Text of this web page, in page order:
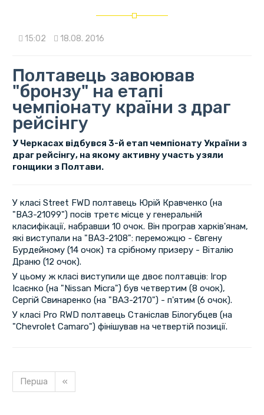
15:02 18.08. 2016
Полтавець завоював
"бронзу" на етапі
чемпіонату країни з драг
рейсінгу
У Черкасах відбувся 3-й етап чемпіонату України з
драг рейсінгу, на якому активну участь узяли
гонщики з Полтави.
У класі Street FWD полтавець Юрій Кравченко (на
"ВАЗ-21099") посів третє місце у генеральній
класифікації, набравши 10 очок. Він програв харків'янам,
які виступали на "ВАЗ-2108": переможцю - Євгену
Бурдейному (14 очок) та срібному призеру - Віталію
Драню (12 очок).
У цьому ж класі виступили ще двоє полтавців: Ігор
Ісаєнко (на "Nissan Micra") був четвертим (8 очок),
Сергій Свинаренко (на "ВАЗ-2170") - п'ятим (6 очок).
У класі Pro RWD полтавець Станіслав Білогубцев (на
"Chevrolet Camaro") фінішував на четвертій позиції.
Перша «